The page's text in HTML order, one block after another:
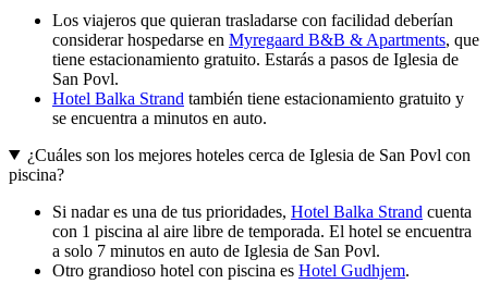
Los viajeros que quieran trasladarse con facilidad deberían
considerar hospedarse en Myregaard B&B & Apartments, que
tiene estacionamiento gratuito. Estarás a pasos de Iglesia de
San Povl.
Hotel Balka Strand también tiene estacionamiento gratuito y
se encuentra a minutos en auto.
¿Cuáles son los mejores hoteles cerca de Iglesia de San Povl con
piscina?
Si nadar es una de tus prioridades, Hotel Balka Strand cuenta
con 1 piscina al aire libre de temporada. El hotel se encuentra
a solo 7 minutos en auto de Iglesia de San Povl.
Otro grandioso hotel con piscina es Hotel Gudhjem.